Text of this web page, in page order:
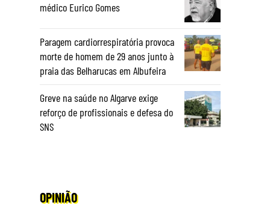
médico Eurico Gomes
Paragem cardiorrespiratória provoca
morte de homem de 29 anos junto à
praia das Belharucas em Albufeira
Greve na saúde no Algarve exige
reforço de profissionais e defesa do
SNS
OPINIÃO